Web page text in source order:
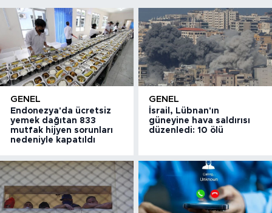
GENEL
Endonezya'da ücretsiz
yemek dağıtan 833
mutfak hijyen sorunları
nedeniyle kapatıldı
GENEL
İsrail, Lübnan'ın
güneyine hava saldırısı
düzenledi: 10 ölü